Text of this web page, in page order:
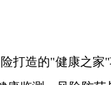
打造的"健康之